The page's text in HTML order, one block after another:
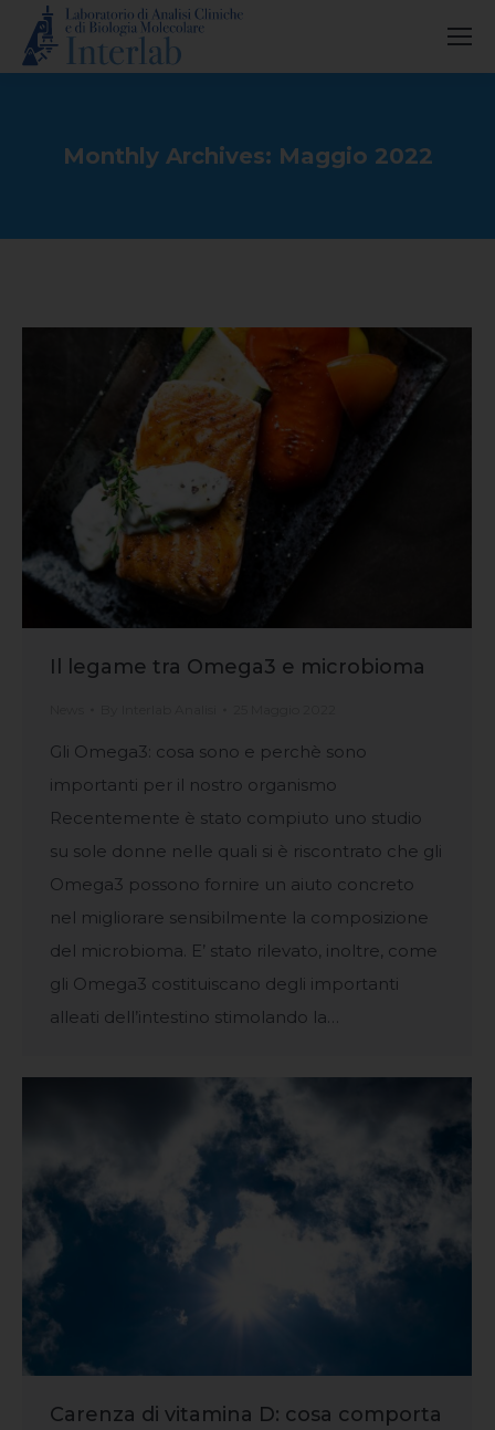
Monthly Archives: Maggio 2022
Il legame tra Omega3 e microbioma
Gli Omega3: cosa sono e perchè sono
importanti per il nostro organismo
Recentemente è stato compiuto uno studio
su sole donne nelle quali si è riscontrato che gli
Omega3 possono fornire un aiuto concreto
nel migliorare sensibilmente la composizione
del microbioma. E’ stato rilevato, inoltre, come
gli Omega3 costituiscano degli importanti
alleati dell’intestino stimolando la…
Carenza di vitamina D: cosa comporta